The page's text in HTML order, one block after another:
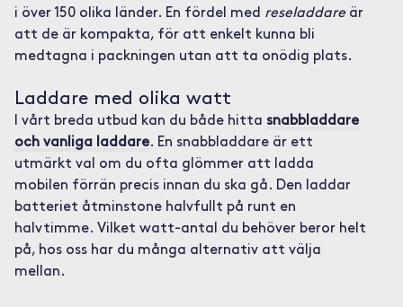
i över 150 olika länder. En fördel med reseladdareär
att de är kompakta, för att enkelt kunna bli
medtagna i packningen utan att ta onödig plats.
Laddare med olika watt
I vårt breda utbud kan du både hitta snabbladdare
och vanliga laddare. En snabbladdare är ett
utmärkt val om du ofta glömmer att ladda
mobilen förrän precis innan du ska gå. Den laddar
batteriet åtminstone halvfullt på runt en
halvtimme. Vilket watt-antal du behöver beror helt
på, hos oss har du många alternativ att välja
mellan.